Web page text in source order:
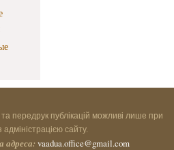
передрук публікацій можливі лише при
адміністрацією сайту.
адреса: vaadua.office@gmail.com